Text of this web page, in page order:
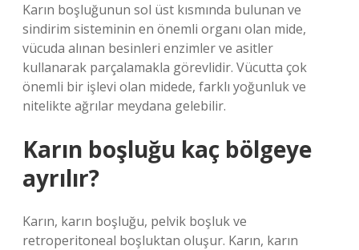
Karın boşluğunun sol üst kısmında bulunan ve
sindirim sisteminin en önemli organı olan mide,
vücuda alınan besinleri enzimler ve asitler
kullanarak parçalamakla görevlidir. Vücutta çok
önemli bir işlevi olan midede, farklı yoğunluk ve
nitelikte ağrılar meydana gelebilir.
Karın boşluğu kaç bölgeye
ayrılır?
Karın, karın boşluğu, pelvik boşluk ve
retroperitoneal boşluktan oluşur. Karın, karın